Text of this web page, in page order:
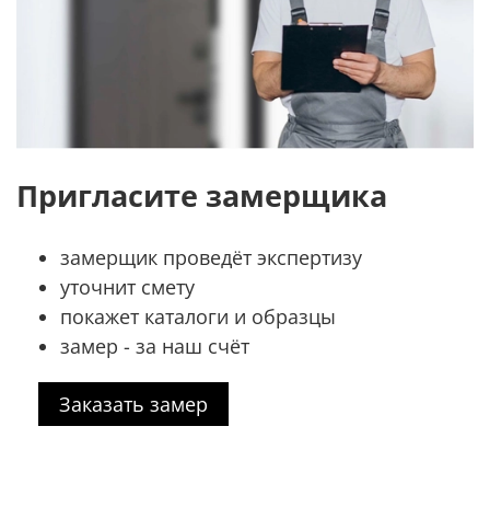
Пригласите замерщика
замерщик проведёт экспертизу
уточнит смету
покажет каталоги и образцы
замер - за наш счёт
Заказать замер